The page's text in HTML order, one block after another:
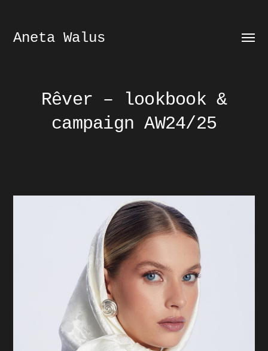
Aneta Walus
Rêver – lookbook &
campaign AW24/25